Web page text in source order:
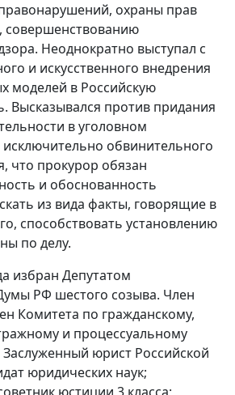
охраны прав
совершенствованию
Неоднократно выступал с
и искусственного внедрения
моделей в Российскую
Высказывался против придания
в уголовном
исключительно обвинительного
что прокурор обязан
и обоснованность
из вида факты, говорящие в
способствовать установлению
по делу.
избран Депутатом
РФ шестого созыва. Член
Комитета по гражданскому,
и процессуальному
Заслуженный юрист Российской
юридических наук;